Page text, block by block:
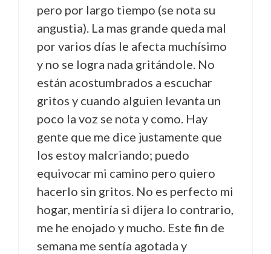
pero por largo tiempo (se nota su
angustia). La mas grande queda mal
por varios días le afecta muchísimo
y no se logra nada gritándole. No
están acostumbrados a escuchar
gritos y cuando alguien levanta un
poco la voz se nota y como. Hay
gente que me dice justamente que
los estoy malcriando; puedo
equivocar mi camino pero quiero
hacerlo sin gritos. No es perfecto mi
hogar, mentiría si dijera lo contrario,
me he enojado y mucho. Este fin de
semana me sentía agotada y